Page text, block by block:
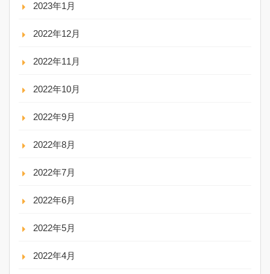
2023年1月
2022年12月
2022年11月
2022年10月
2022年9月
2022年8月
2022年7月
2022年6月
2022年5月
2022年4月